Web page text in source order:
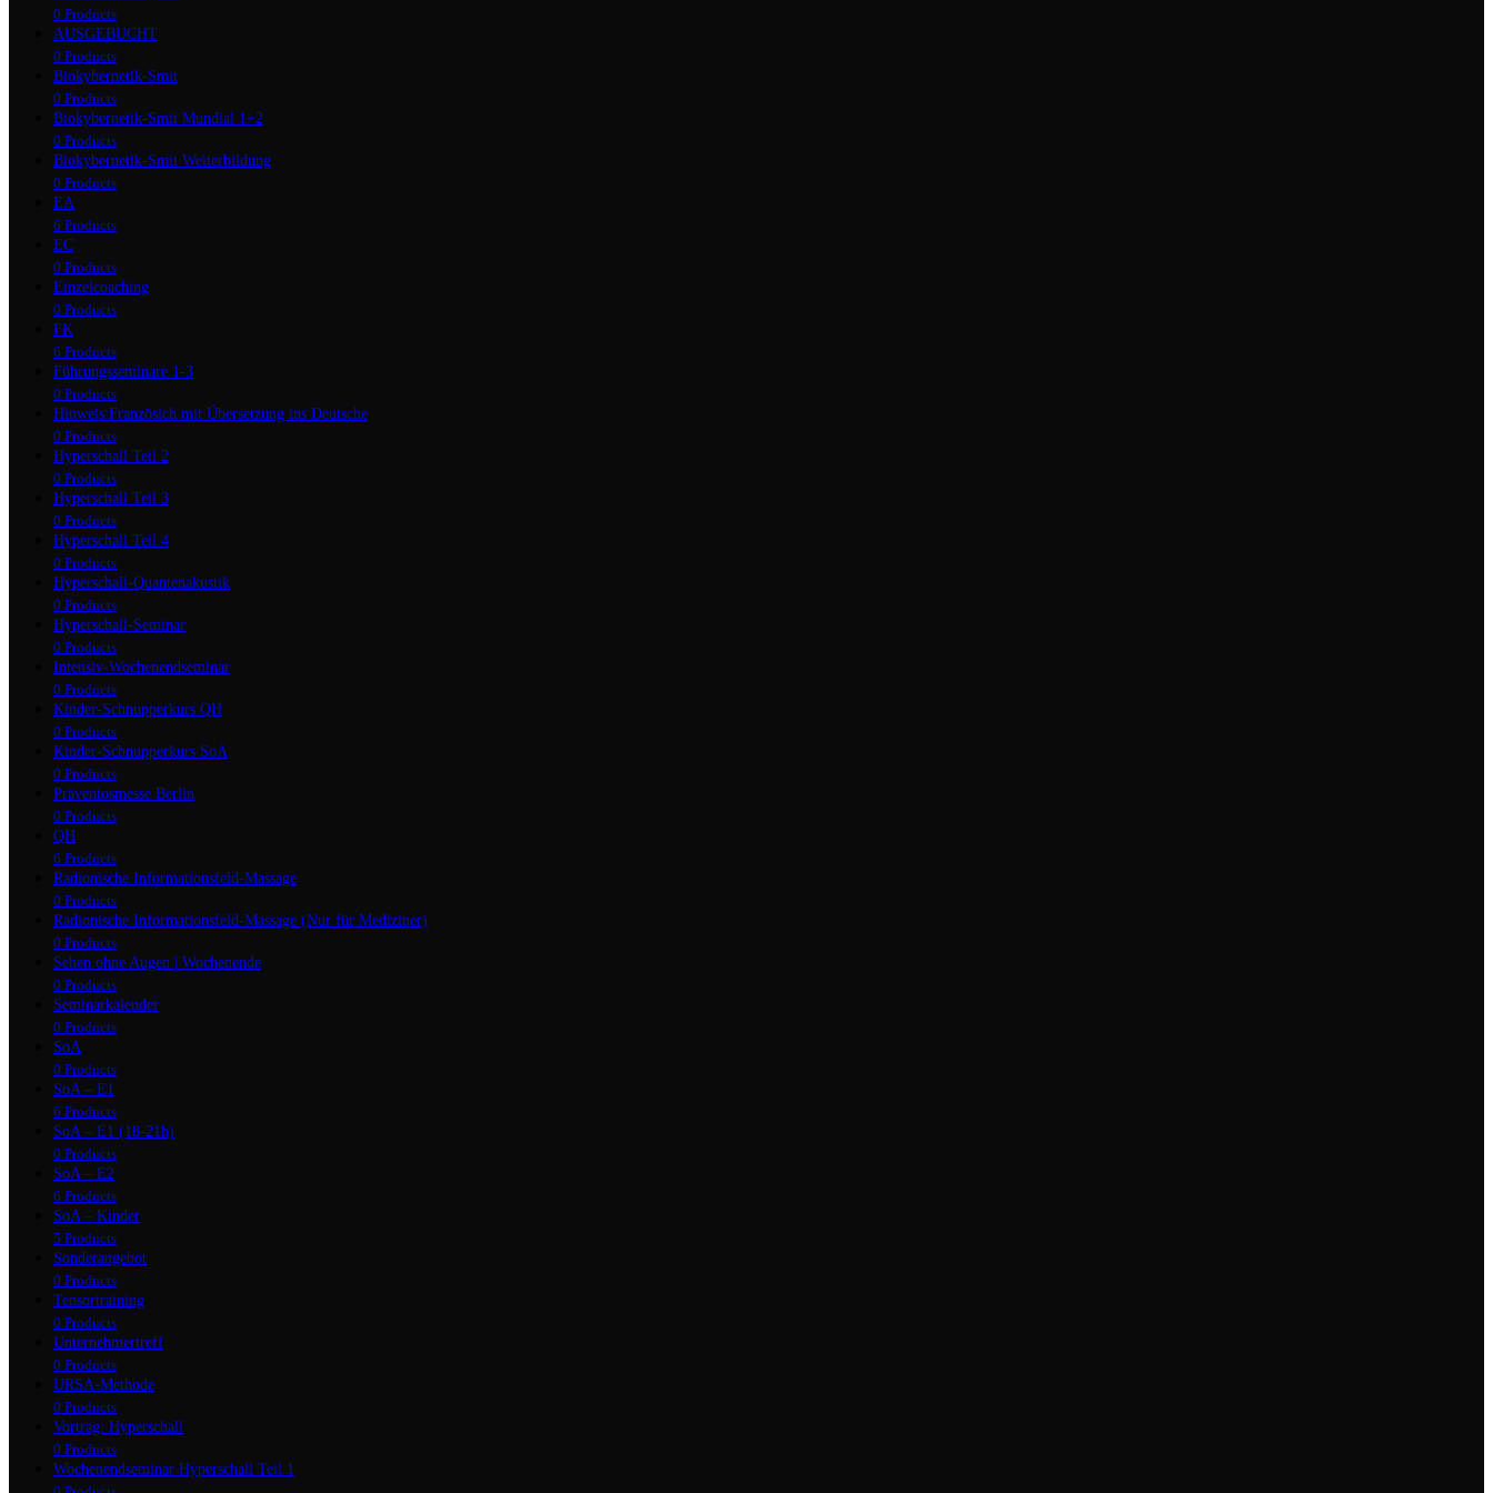
0 Products
AUSGEBUCHT
0 Products
Biokybernetik-Smit
0 Products
Biokybernetik-Smit Mundial 1+2
0 Products
Biokybernetik-Smit Weiterbildung
0 Products
EA
6 Products
EC
0 Products
Einzelcoaching
0 Products
FK
6 Products
Führungsseminare 1-3
0 Products
Hinweis:Französich mit Übersetzung ins Deutsche
0 Products
Hyperschall Teil 2
0 Products
Hyperschall Teil 3
0 Products
Hyperschall Teil 4
0 Products
Hyperschall-Quantenakustik
0 Products
Hyperschall-Seminar
0 Products
Intensiv-Wochenendseminar
0 Products
Kinder-Schnupperkurs QH
0 Products
Kinder-Schnupperkurs SoA
0 Products
Präventosmesse Berlin
0 Products
QH
6 Products
Radionische Informationsfeld-Massage
0 Products
Radionische Informationsfeld-Massage (Nur für Mediziner)
0 Products
Sehen ohne Augen | Wochenende
0 Products
Seminarkalender
0 Products
SoA
0 Products
SoA – E1
6 Products
SoA – E1 (18-21h)
0 Products
SoA – E2
6 Products
SoA – Kinder
5 Products
Sonderangebot
0 Products
Tensortraining
0 Products
Unternehmertreff
0 Products
URSA-Methode
0 Products
Vortrag: Hyperschall
0 Products
Wochenendseminar Hyperschall Teil 1